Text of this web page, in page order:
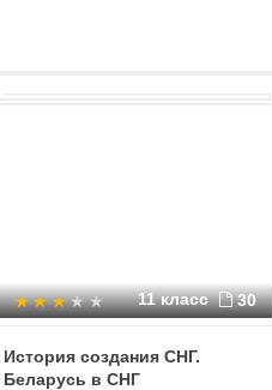
11 класс 30
История создания СНГ.
Беларусь в СНГ